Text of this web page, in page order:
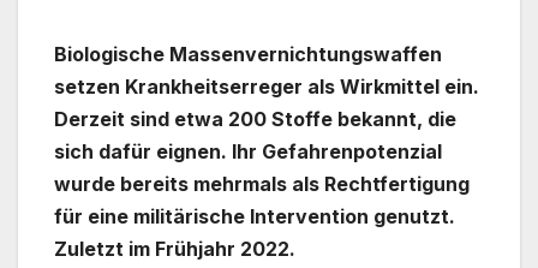
Biologische Massenvernichtungswaffen
setzen Krankheitserreger als Wirkmittel ein.
Derzeit sind etwa 200 Stoffe bekannt, die
sich dafür eignen. Ihr Gefahrenpotenzial
wurde bereits mehrmals als Rechtfertigung
für eine militärische Intervention genutzt.
Zuletzt im Frühjahr 2022.